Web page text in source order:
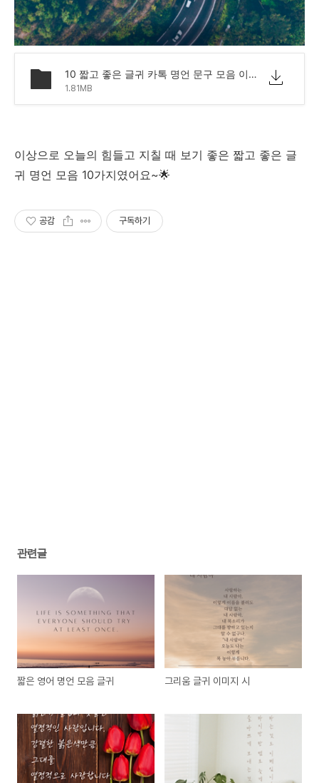
10 짧고 좋은 글귀 카톡 명언 문구 모음 이미지.png
1.81MB
이상으로 오늘의 힘들고 지칠 때 보기 좋은 짧고 좋은 글
귀 명언 모음 10가지였어요~🌟
공감 구독하기
관련글
짧은 영어 명언 모음 글귀 그리움 글귀 이미지 시